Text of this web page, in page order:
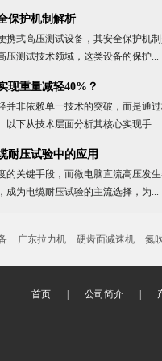
保护机制解析
携式高压测试设备，其安全保护机
压测试技术领域，这类设备的保护...
现重量减轻40%？
并非依赖单一技术的突破，而是通
以下从技术层面分析其核心实现手...
耐压试验中的应用
的关键手段，而微电脑直流高压发
成为电缆耐压试验的主流选择，为...
广东拉力机 硬齿面减速机 氮
首页 公司简介